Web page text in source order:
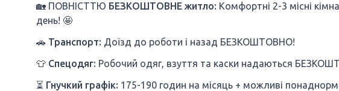
🏡 ПОВНІСТТЮ БЕЗКОШТОВНЕ житло: Комфортні 2-3 місні
день! 🤩
🚗 Транспорт: Доїзд до роботи і назад БЕЗКОШТОВНО!
👕 Спецодяг: Робочий одяг, взуття та каски надаються
⏳ Гнучкий графік: 175-190 годин на місяць + можливі